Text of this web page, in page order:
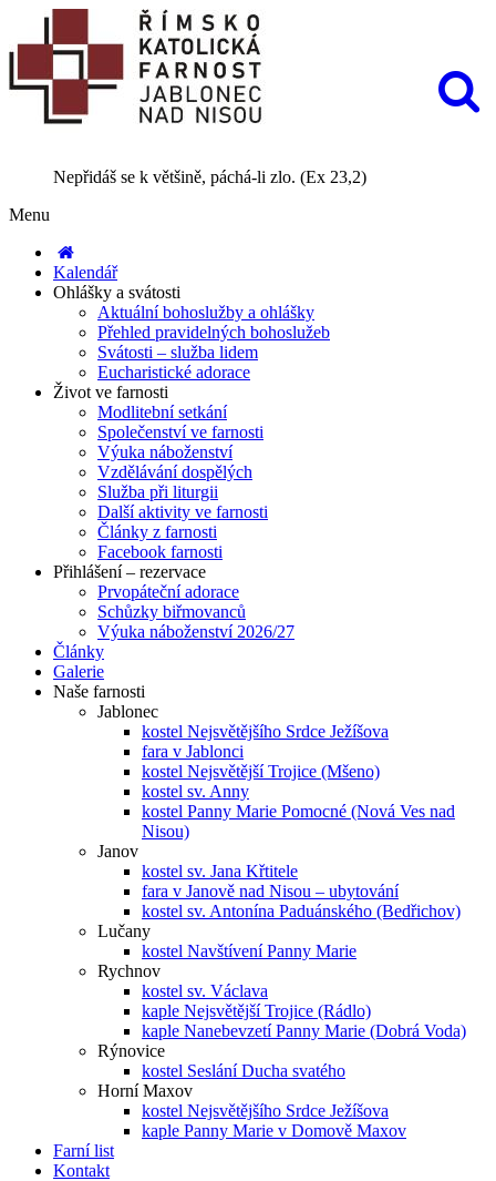
Nepřidáš se k většině, páchá-li zlo. (Ex 23,2)
Menu
Kalendář
Ohlášky a svátosti
Aktuální bohoslužby a ohlášky
Přehled pravidelných bohoslužeb
Svátosti – služba lidem
Eucharistické adorace
Život ve farnosti
Modlitební setkání
Společenství ve farnosti
Výuka náboženství
Vzdělávání dospělých
Služba při liturgii
Další aktivity ve farnosti
Články z farnosti
Facebook farnosti
Přihlášení – rezervace
Prvopáteční adorace
Schůzky biřmovanců
Výuka náboženství 2026/27
Články
Galerie
Naše farnosti
Jablonec
kostel Nejsvětějšího Srdce Ježíšova
fara v Jablonci
kostel Nejsvětější Trojice (Mšeno)
kostel sv. Anny
kostel Panny Marie Pomocné (Nová Ves nad
Nisou)
Janov
kostel sv. Jana Křtitele
fara v Janově nad Nisou – ubytování
kostel sv. Antonína Paduánského (Bedřichov)
Lučany
kostel Navštívení Panny Marie
Rychnov
kostel sv. Václava
kaple Nejsvětější Trojice (Rádlo)
kaple Nanebevzetí Panny Marie (Dobrá Voda)
Rýnovice
kostel Seslání Ducha svatého
Horní Maxov
kostel Nejsvětějšího Srdce Ježíšova
kaple Panny Marie v Domově Maxov
Farní list
Kontakt